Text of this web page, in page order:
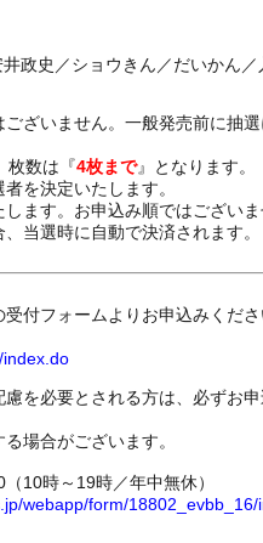
政史／ショウきん／だいかん
ざいません。一般発売前に抽
枚数は『4枚まで』となります。
を決定いたします。
ます。お申込み順ではございま
当選時に自動で決済されます。
付フォームよりお申込みくださ
を必要とされる方は、必ずお
場合がございます。
10時～19時／年中無休）
webapp/form/18802_evbb_16/